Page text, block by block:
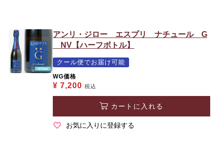
アンリ・ジロー エスプリ ナチュール G
NV【ハーフボトル】
クール便でお届け可能
WG価格
¥ 7,200 税込
カートに入れる
お気に入りに登録する